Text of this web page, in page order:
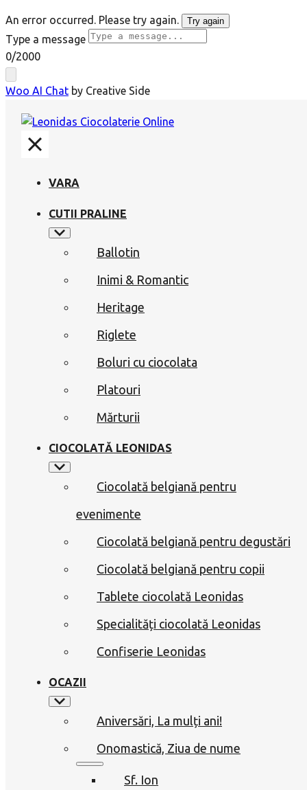
An error occurred. Please try again. Try again
Type a message
0/2000
Woo AI Chat by Creative Side
VARA
CUTII PRALINE
Ballotin
Inimi & Romantic
Heritage
Riglete
Boluri cu ciocolata
Platouri
Mărturii
CIOCOLATĂ LEONIDAS
Ciocolată belgiană pentru
evenimente
Ciocolată belgiană pentru degustări
Ciocolată belgiană pentru copii
Tablete ciocolată Leonidas
Specialități ciocolată Leonidas
Confiserie Leonidas
OCAZII
Aniversări, La mulți ani!
Onomastică, Ziua de nume
Sf. Ion